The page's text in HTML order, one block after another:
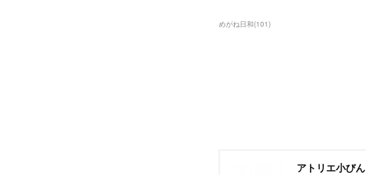
めがね日和(101)
アトリエ小びん